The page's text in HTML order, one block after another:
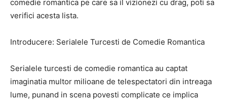
comedie romantica pe care sa il vizionezi cu drag, poti sa
verifici acesta lista.
Introducere: Serialele Turcesti de Comedie Romantica
Serialele turcesti de comedie romantica au captat
imaginatia multor milioane de telespectatori din intreaga
lume, punand in scena povesti complicate ce implica